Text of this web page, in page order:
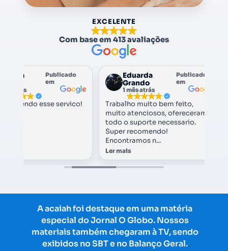
EXCELENTE
Com base em 413avaliações
atrás
Publicado
em
esse servico!
Eduarda
Grando
1 mês atrás
Publicado
em
Trabalho muito bem feito,
muito atenciosos, ofereceram
todo o suporte necessario.
Super recomendo!
Encontramos n...
Ler mais
A acaiah foi destaque em uma matéria
especial do Jornal O Globo. Nossos
materiais também chegaram à TV, sendo
exibidos no SBT e no Balanço Geral.